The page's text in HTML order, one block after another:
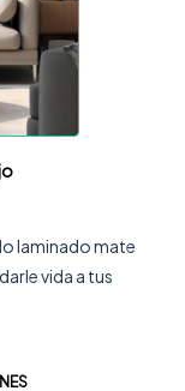
laminado mate
vida a tus